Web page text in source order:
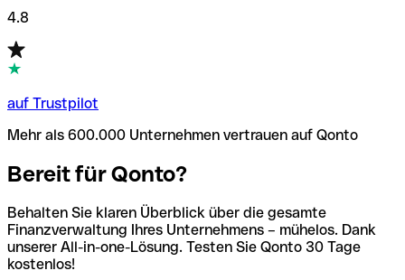
4.8
auf Trustpilot
Mehr als 600.000 Unternehmen vertrauen auf Qonto
Bereit für Qonto?
Behalten Sie klaren Überblick über die gesamte
Finanzverwaltung Ihres Unternehmens – mühelos. Dank
unserer All-in-one-Lösung. Testen Sie Qonto 30 Tage
kostenlos!